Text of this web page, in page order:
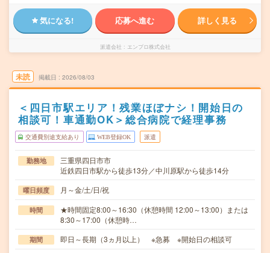
気になる! 応募へ進む 詳しく見る
派遣会社 エンプロ株式会社
未読 掲載日 2026/08/03
＜四日市駅エリア！残業ほぼナシ！開始日の
相談可！車通勤OK＞総合病院で経理事務
交通費別途支給あり WEB登録OK 派遣
勤務地
三重県四日市市
近鉄四日市駅から徒歩13分／中川原駅から徒歩14分
曜日頻度 月～金/土/日/祝
時間
★時間固定8:00～16:30（休憩時間 12:00～13:00）または
8:30～17:00（休憩時…
期間 即日～長期（3ヵ月以上） ※急募 ※開始日の相談可